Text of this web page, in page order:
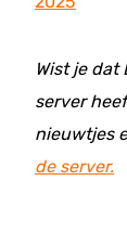
Wist je dat
server
nieuwtjes
de server.